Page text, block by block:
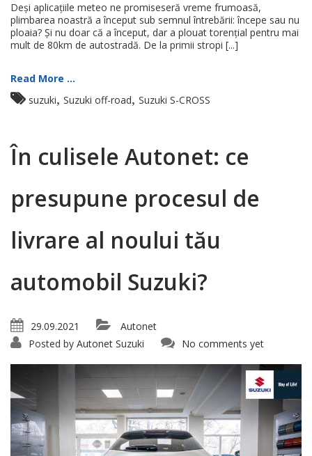
Deși aplicațiile meteo ne promiseseră vreme frumoasă,
plimbarea noastră a început sub semnul întrebării: începe sau nu
ploaia? Și nu doar că a început, dar a plouat torențial pentru mai
mult de 80km de autostradă. De la primii stropi [...]
Read More ...
suzuki, Suzuki off-road, Suzuki S-CROSS
În culisele Autonet: ce
presupune procesul de
livrare al noului tău
automobil Suzuki?
29.09.2021
Autonet
Posted by Autonet Suzuki No comments yet